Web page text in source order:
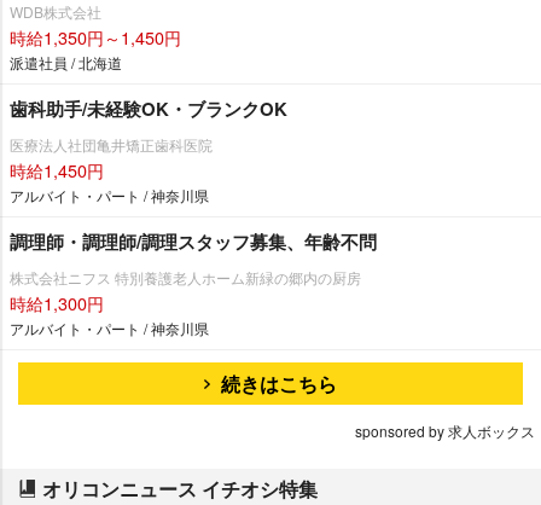
WDB株式会社
時給1,350円～1,450円
派遣社員 / 北海道
歯科助手/未経験OK・ブランクOK
医療法人社団亀井矯正歯科医院
時給1,450円
アルバイト・パート / 神奈川県
調理師・調理師/調理スタッフ募集、年齢不問
株式会社ニフス 特別養護老人ホーム新緑の郷内の厨房
時給1,300円
アルバイト・パート / 神奈川県
続きはこちら
sponsored by 求人ボックス
オリコンニュース イチオシ特集